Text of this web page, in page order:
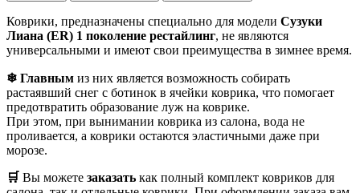
Коврики, предназначены специально для модели Сузуки
Лиана (ER) 1 поколение рестайлинг, не являются
универсальными и имеют свои преимущества в зимнее время.
❄ Главным из них является возможность собирать
растаявший снег с ботинок в ячейки коврика, что помогает
предотвратить образование луж на коврике.
При этом, при вынимании коврика из салона, вода не
проливается, а коврики остаются эластичными даже при
морозе.
🛒 Вы можете заказать как полный комплект ковриков для